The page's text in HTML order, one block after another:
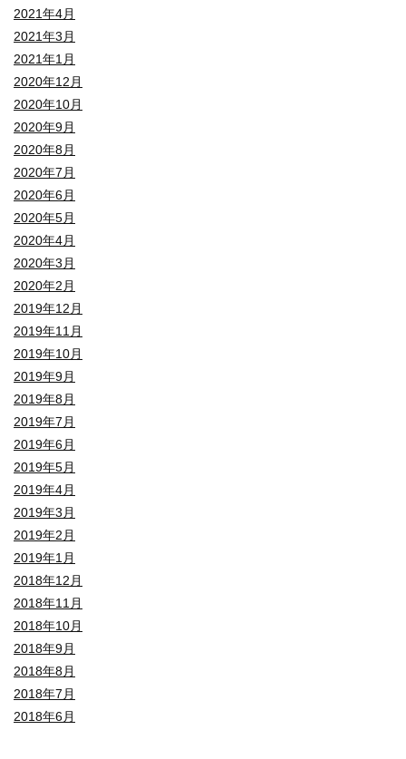
2021年4月
2021年3月
2021年1月
2020年12月
2020年10月
2020年9月
2020年8月
2020年7月
2020年6月
2020年5月
2020年4月
2020年3月
2020年2月
2019年12月
2019年11月
2019年10月
2019年9月
2019年8月
2019年7月
2019年6月
2019年5月
2019年4月
2019年3月
2019年2月
2019年1月
2018年12月
2018年11月
2018年10月
2018年9月
2018年8月
2018年7月
2018年6月